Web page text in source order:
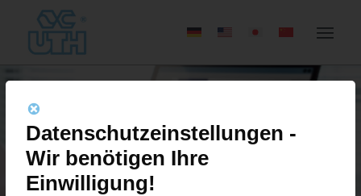
Datenschutzeinstellungen -
Wir benötigen Ihre
Einwilligung!